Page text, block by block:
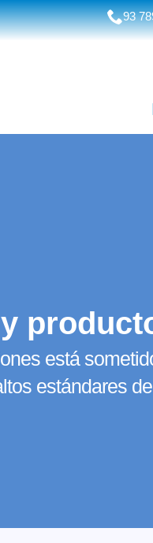
93
está
estándares